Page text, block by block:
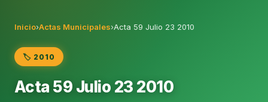
Inicio›Actas Municipales›Acta 59 Julio 23 2010
🏷️ 2010
Acta 59 Julio 23 2010